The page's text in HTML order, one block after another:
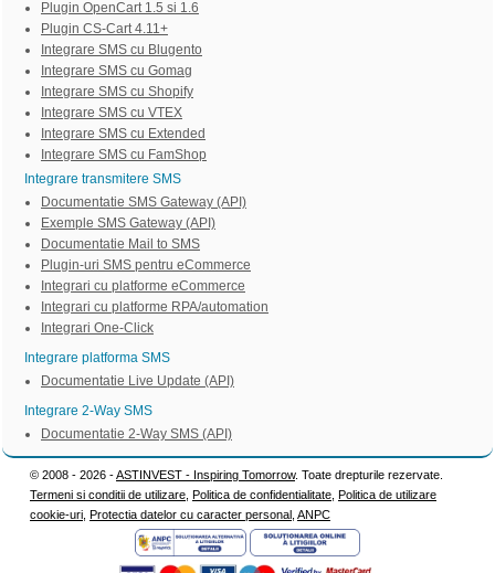
Plugin OpenCart 1.5 si 1.6
Plugin CS-Cart 4.11+
Integrare SMS cu Blugento
Integrare SMS cu Gomag
Integrare SMS cu Shopify
Integrare SMS cu VTEX
Integrare SMS cu Extended
Integrare SMS cu FamShop
Integrare transmitere SMS
Documentatie SMS Gateway (API)
Exemple SMS Gateway (API)
Documentatie Mail to SMS
Plugin-uri SMS pentru eCommerce
Integrari cu platforme eCommerce
Integrari cu platforme RPA/automation
Integrari One-Click
Integrare platforma SMS
Documentatie Live Update (API)
Integrare 2-Way SMS
Documentatie 2-Way SMS (API)
© 2008 - 2026 -ASTINVEST - Inspiring Tomorrow. Toate drepturile rezervate.
Termeni si conditii de utilizare Politica de confidentialitate Politica de utilizare
cookie-uri Protectia datelor cu caracter personal ANPC